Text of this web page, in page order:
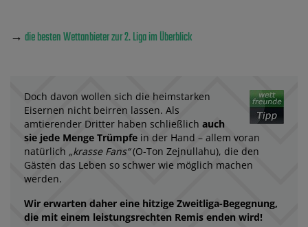
→ die besten Wettanbieter zur 2. Liga im Überblick
Doch davon wollen sich die heimstarken
Eisernen nicht beirren lassen. Als
amtierender Dritter haben schließlich auch
sie jede Menge Trümpfe in der Hand – allem voran
natürlich „krasse Fans“(O-Ton Zejnullahu), die den
Gästen das Leben so schwer wie möglich machen
werden.
Wir erwarten daher eine hitzige Zweitliga-Begegnung,
die mit einem leistungsrechten Remis enden wird!